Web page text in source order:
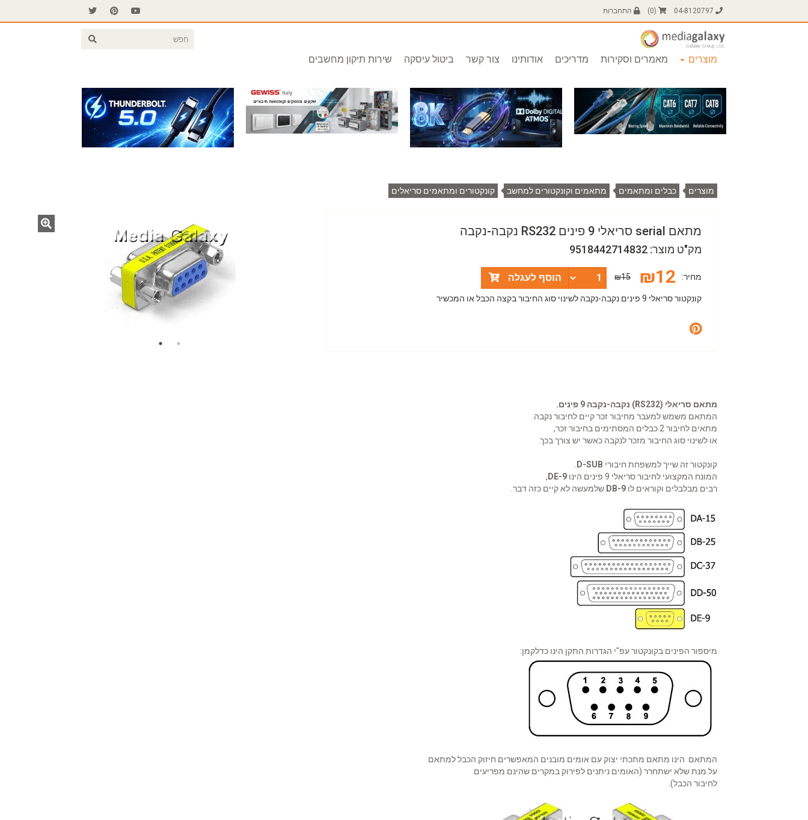
04-8120797
(
0
) התחברות
מוצרים מאמרים וסקירות מדריכים אודותינו צור קשר ביטול עיסקה שירות תיקון מחשבים
מוצרים כבלים ומתאמים מתאמים וקונקטורים למחשב קונקטורים ומתאמים סריאלים
מתאם serial סריאלי 9 פינים RS232 נקבה-נקבה
מק"ט מוצר: 9518442714832
מחיר: ₪12
₪15 הוסף לעגלה
קונקטור סריאלי 9 פינים נקבה-נקבה לשינוי סוג החיבור בקצה הכבל או המכשיר
מתאם סריאלי (RS232) נקבה-נקבה 9 פינים.
המתאם משמש למעבר מחיבור זכר קיים לחיבור נקבה.
מתאים לחיבור 2 כבלים המסתימים בחיבור זכר,
או לשינוי סוג החיבור מזכר לנקבה כאשר יש צורך בכך.
קונקטור זה שייך למשפחת חיבורי D-SUB
המונח המקצועי לחיבור סריאלי 9 פינים הינו
DE-9
,
רבים מבלבלים וקוראים לו DB-9 שלמעשה לא קיים כזה דבר.
מיספור הפינים בקונקטור עפ"י הגדרות התקן הינו כדלקמן:
המתאם הינו מתאם מתכתי יצוק עם אומים מובנים המאפשרים חיזוק הכבל למתאם
על מנת שלא ישתחרר (האומים ניתנים לפירוק במקרים שהינם מפריעים
לחיבור הכבל).